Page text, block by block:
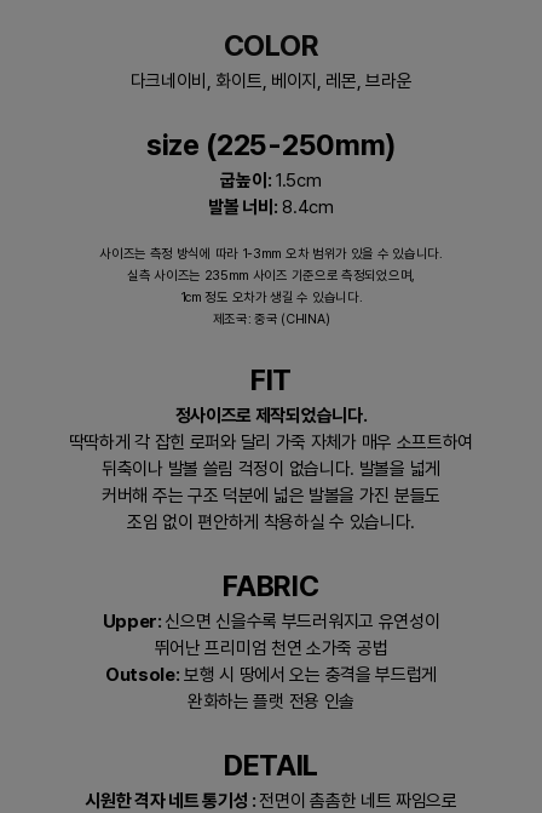
COLOR
다크네이비, 화이트, 베이지, 레몬, 브라운
size (225-250mm)
굽높이: 1.5cm
발볼 너비: 8.4cm
사이즈는 측정 방식에 따라 1-3mm 오차 범위가 있을 수 있습니다.
실측 사이즈는 235mm 사이즈 기준으로 측정되었으며,
1cm 정도 오차가 생길 수 있습니다.
제조국: 중국 (CHINA)
FIT
정사이즈로 제작되었습니다.
딱딱하게 각 잡힌 로퍼와 달리 가죽 자체가 매우 소프트하여
뒤축이나 발볼 쓸림 걱정이 없습니다. 발볼을 넓게
커버해 주는 구조 덕분에 넓은 발볼을 가진 분들도
조임 없이 편안하게 착용하실 수 있습니다.
FABRIC
Upper: 신으면 신을수록 부드러워지고 유연성이
뛰어난 프리미엄 천연 소가죽 공법
Outsole: 보행 시 땅에서 오는 충격을 부드럽게
완화하는 플랫 전용 인솔
DETAIL
시원한 격자 네트 통기성 : 전면이 촘촘한 네트 짜임으로